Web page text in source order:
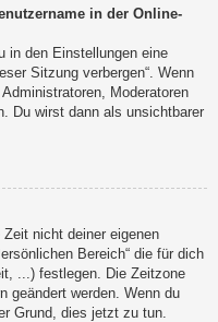
in der Online-
in den Einstellungen eine
Sitzung verbergen“. Wenn
Moderatoren
Du wirst dann als unsichtbarer
nicht deiner eigenen
Bereich“ die für dich
...) festlegen. Die Zeitzone
geändert werden. Wenn du
Grund, dies jetzt zu tun.